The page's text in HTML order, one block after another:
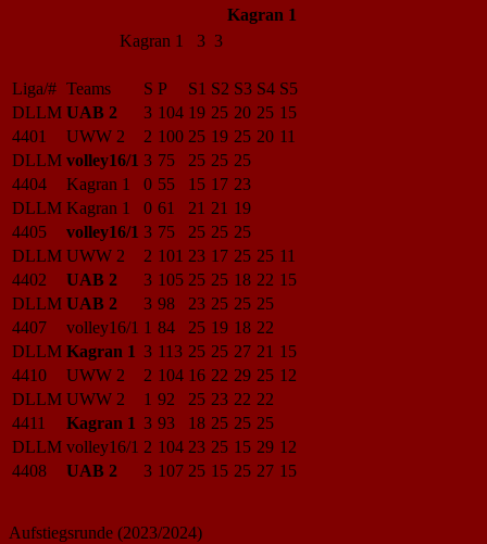
Kagran 1
Kagran 1
3 3
Liga/# Teams S P S1 S2 S3 S4 S5
DLLM UAB 2 3 104 19 25 20 25 15
4401
UWW 2 2 100 25 19 25 20 11
DLLM volley16/1 3 75 25 25 25
4404
Kagran 1 0 55 15 17 23
DLLM Kagran 1 0 61 21 21 19
4405
volley16/1 3 75 25 25 25
DLLM UWW 2 2 101 23 17 25 25 11
4402
UAB 2 3 105 25 25 18 22 15
DLLM UAB 2 3 98 23 25 25 25
4407
volley16/1 1 84 25 19 18 22
DLLM Kagran 1 3 113 25 25 27 21 15
4410
UWW 2 2 104 16 22 29 25 12
DLLM UWW 2 1 92 25 23 22 22
4411
Kagran 1 3 93 18 25 25 25
DLLM volley16/1 2 104 23 25 15 29 12
4408
UAB 2 3 107 25 15 25 27 15
Aufstiegsrunde (2023/2024)